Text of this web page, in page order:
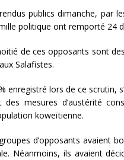
publics dimanche, par
politique ont remporté 24
de ces opposants sont
Salafistes.
enregistré lors de ce scrutin,
mesures d’austérité
koweïtienne.
d’opposants avaient
Néanmoins, ils avaient